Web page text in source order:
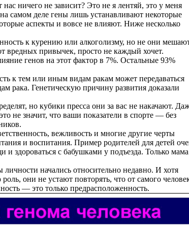
ничего не зависит? Это не я лентяй, это у меня
самом деле гены лишь устанавливают некоторые
аспекты и вовсе не влияют. Ниже несколько
к курению или алкоголизму, но не они
вредных привычек, просто не каждый хочет.
генов на этот фактор в 7%. Остальные 93%
к тем или иным видам ракам может передаваться
рака. Генетическую причину развития доказали
но кубики пресса они за вас не накачают.
не значит, что ваши показатели в спорте — без
вежливость и многие другие черты
и воспитания. Пример родителей для детей
здороваться с бабушками у подъезда. Только мама
начались относительно недавно. И хотя
они не устают повторять, что от самого
— это только предрасположенность.